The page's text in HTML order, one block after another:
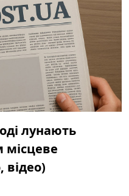
лунають
місцеве
відео)